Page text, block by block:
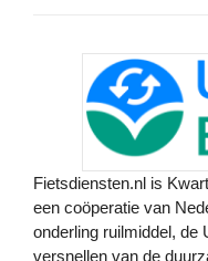
Fietsdiensten.nl is
een coöperatie van
onderling ruilmiddel, de
versnellen van de